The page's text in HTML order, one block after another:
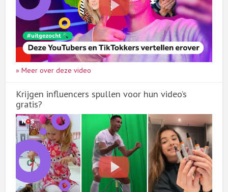
» Meer over deze video
Krijgen influencers spullen voor hun video’s
gratis?